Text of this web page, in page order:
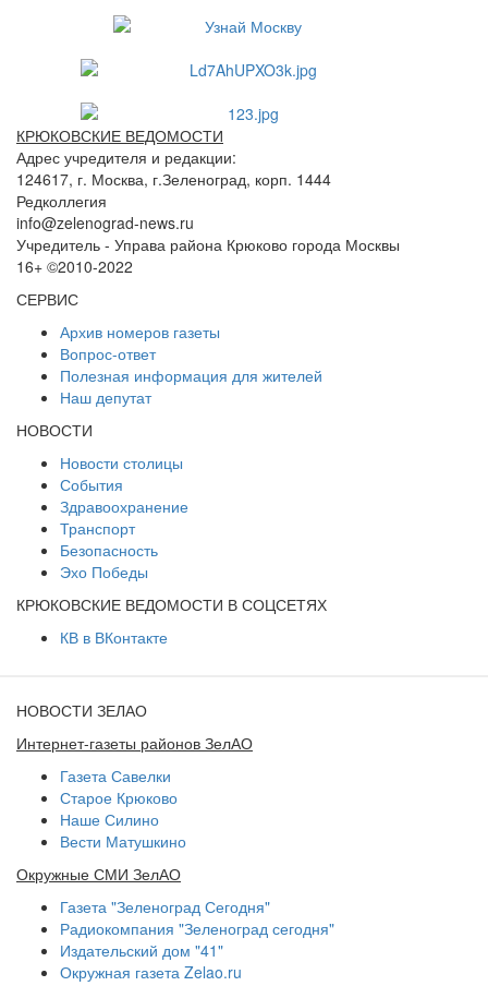
КРЮКОВСКИЕ ВЕДОМОСТИ
Адрес учредителя и редакции:
124617, г. Москва, г.Зеленоград, корп. 1444
Редколлегия
info@zelenograd-news.ru
Учредитель - Управа района Крюково города Москвы
16+ ©2010-2022
СЕРВИС
Архив номеров газеты
Вопрос-ответ
Полезная информация для жителей
Наш депутат
НОВОСТИ
Новости столицы
События
Здравоохранение
Транспорт
Безопасность
Эхо Победы
КРЮКОВСКИЕ ВЕДОМОСТИ В СОЦСЕТЯХ
КВ в ВКонтакте
НОВОСТИ ЗЕЛАО
Интернет-газеты районов ЗелАО
Газета Савелки
Старое Крюково
Наше Силино
Вести Матушкино
Окружные СМИ ЗелАО
Газета "Зеленоград Сегодня"
Радиокомпания "Зеленоград сегодня"
Издательский дом "41"
Окружная газета Zelao.ru